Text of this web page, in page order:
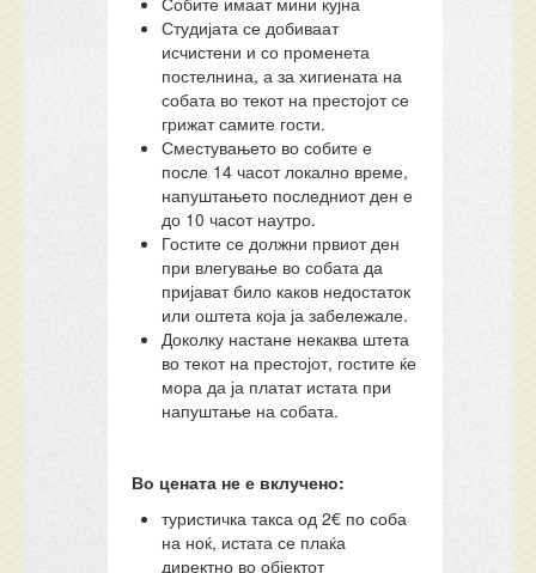
Студијата се добиваат
исчистени и со променета
постелнина, а за хигиената на
собата во текот на престојот се
грижат самите гости.
Сместувањето во собите е
после 14 часот локално време,
напуштањето последниот ден е
до 10 часот наутро.
Гостите се должни првиот ден
при влегување во собата да
пријават било каков недостаток
или оштета која ја забележале.
Доколку настане некаква штета
во текот на престојот, гостите ќе
мора да ја платат истата при
напуштање на собата.
Во цената не е вклучено:
туристичка такса од 2€ по соба
на ноќ, истата се плаќа
директно во објектот